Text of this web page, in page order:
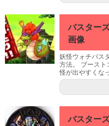
バスター
画像
妖怪ウォチバス
方法。 ブースト
怪が出やすくな
バスター